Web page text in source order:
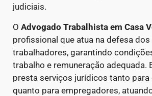
judiciais.
O Advogado Trabalhista em Casa
profissional que atua na defesa
trabalhadores, garantindo
trabalho e remuneração adequada.
presta serviços jurídicos tanto para
quanto para empregadores,